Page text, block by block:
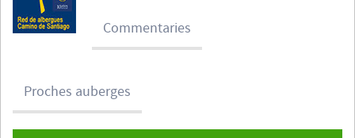
Commentaries
Proches auberges